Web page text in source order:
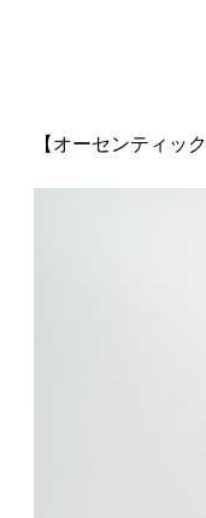
【オーセンティッ